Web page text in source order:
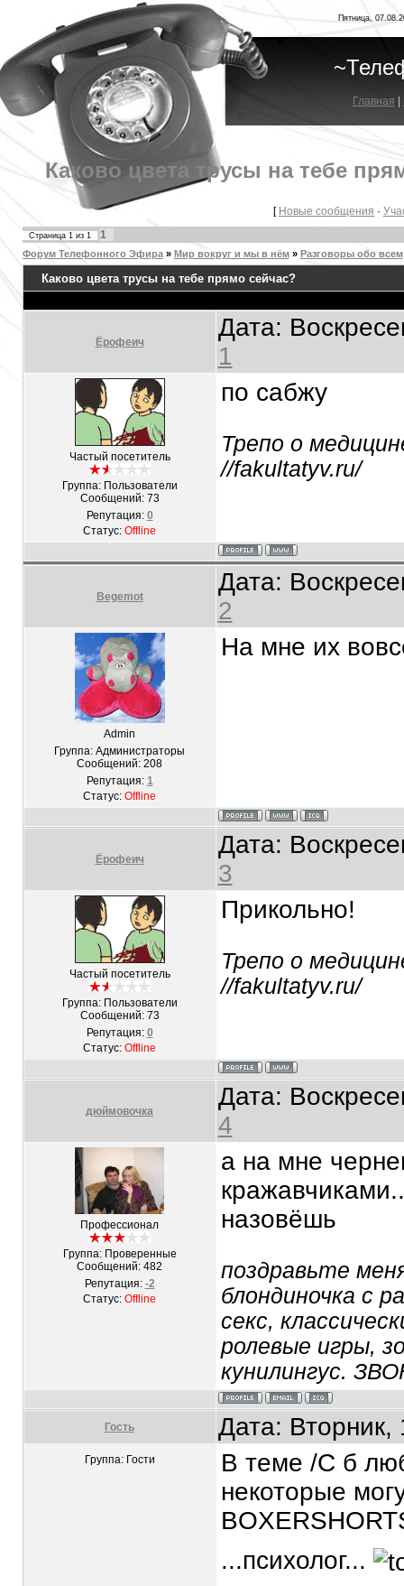
Пятница,
Главная
Каково цвета трусы на тебе
[ Новые сообщения ·
Страница 1из 1 1
Форум Телефонного Эфира » Мир вокруг и мы в нём » Разговоры обо всем
Каково цвета трусы на тебе прямо сейчас?
Ёрофеич
Дата:
1
Частый посетитель
Группа: Пользователи
Сообщений: 73
Репутация: 0
Статус: Offline
по сабжу
Трепо о
//fakultatyv.ru/
Begemot
Дата:
2
Admin
Группа: Администраторы
Сообщений: 208
Репутация: 1
Статус: Offline
На мне их
Ёрофеич
Дата:
3
Частый посетитель
Группа: Пользователи
Сообщений: 73
Репутация: 0
Статус: Offline
Прикольно!
Трепо о
//fakultatyv.ru/
дюймовочка
Дата:
4
Профессионал
Группа: Проверенные
Сообщений: 482
Репутация: -2
Статус: Offline
а на мне
назовёшь
поздравьте
блондиночка с
секс,
ролевые игры,
кунилингус.
Гость Дата:
Группа: Гости
В теме /С б
некоторые
...психолог...